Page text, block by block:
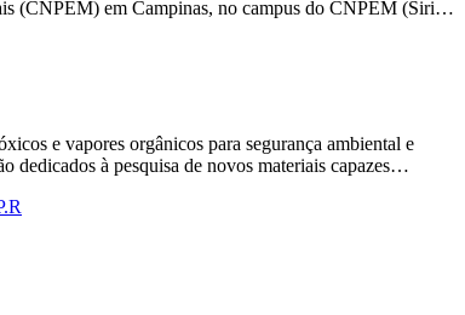
(CNPEM) em Campinas, no campus do CNPEM (Siri…
e vapores orgânicos para segurança ambiental e
dedicados à pesquisa de novos materiais capazes…